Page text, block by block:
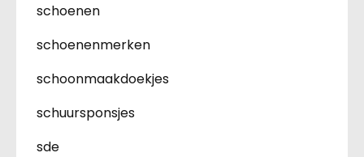
schoenen
schoenenmerken
schoonmaakdoekjes
schuursponsjes
sde